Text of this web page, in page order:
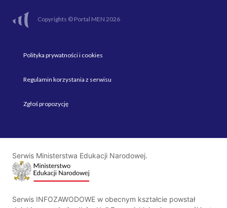
Copyrights © Portal MEN 2026
Polityka prywatności i cookies
Regulamin korzystania z serwisu
Zgłoś propozycję
Serwis Ministerstwa Edukacji Narodowej.
Serwis INFOZAWODOWE w obecnym kształcie powstał